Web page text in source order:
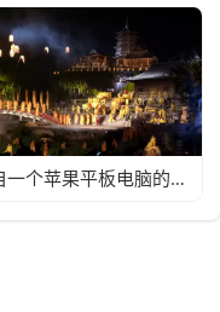
来自一个苹果平板电脑的照片之二拍摄于2018年